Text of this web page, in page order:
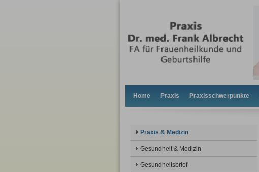
Home Praxis Praxisschwerpunkte
Praxis & Medizin
Gesundheit & Medizin
Gesundheitsbrief